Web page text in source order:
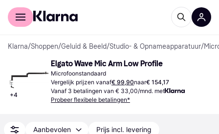
Voor shoppers
Klarna/Shoppen/Geluid & Beeld/Studio- & Opnameapparatuur/
+4
Elgato Wave Mic Arm Low Profile
Microfoonstandaard
Vergelijk prijzen vanaf€ 99,90naar€ 154,17
Vanaf 3 betalingen van € 33,00/mnd. met
Probeer flexibele betalingen*
Aanbevolen Prijs incl. levering